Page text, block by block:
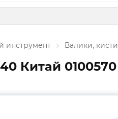
инструмент Валики, кисти
Китай 0100570